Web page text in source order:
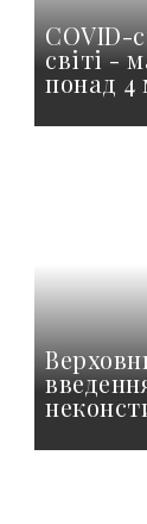
COVID-
світі -
понад 4